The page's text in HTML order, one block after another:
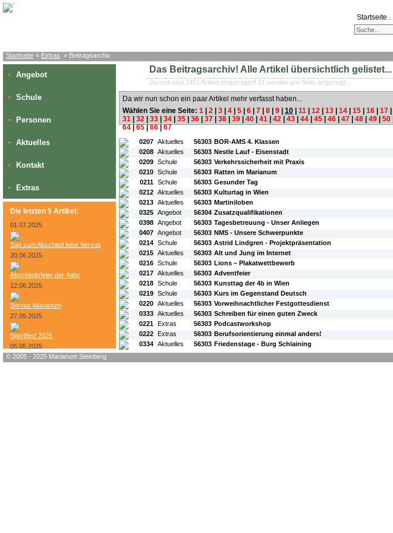
Startseite .
Startseite » Extras » Beitragsarchiv
» Angebot
» Schule
» Personen
» Aktuelles
» Kontakt
» Extras
Die letzten 5 Artikel:
01.07.2025
Sag zum Abschied leise Servus
20.06.2025
Abschiedsfeier der 4abc
12.06.2025
Servus Marianum
27.05.2025
Sportfest 2025
05.05.2025
Das Beitragsarchiv! Alle Artikel übersichtlich gelistet...
Derzeit sind 1401 Artikel eingetragen! 21 werden pro Seite angezeigt...
Da wir nun schon ein paar Artikel mehr verfasst haben...
Wählen Sie eine Seite: 1 2 3 4 5 6 7 8 9 10 11 12 13 14 15 16 17
31
32 33 34 35 36 37 38 39 40 41 42 43 44 45 46 47 48 49 50
64|65|66|67
#L: #ID: #Rubrik:
0207 Aktuelles 56303 BOR-AMS 4. Klassen
0208 Aktuelles 56303 Nestle Lauf - Eisenstadt
0209 Schule 56303 Verkehrssicherheit mit Praxis
0210 Schule 56303 Ratten im Marianum
0211 Schule 56303 Gesunder Tag
0212 Aktuelles 56303 Kulturtag in Wien
0213 Aktuelles 56303 Martiniloben
0325 Angebot 56304 Zusatzqualifikationen
0398 Angebot 56303 Tagesbetreuung - Unser Anliegen
0407 Angebot 56303 NMS - Unsere Schwerpunkte
0214 Schule 56303 Astrid Lindgren - Projektpräsentation
0215 Aktuelles 56303 Alt und Jung im Internet
0216 Schule 56303 Lions – Plakatwettbewerb
0217 Aktuelles 56303 Adventfeier
0218 Schule 56303 Kunsttag der 4b in Wien
0219 Schule 56303 Kurs im Gegenstand Deutsch
0220 Aktuelles 56303 Vorweihnachtlicher Festgottesdienst
0333 Aktuelles 56303 Schreiben für einen guten Zweck
0221 Extras 56303 Podcastworkshop
0222 Extras 56303 Berufsorientierung einmal anders!
0334 Aktuelles 56303 Friedenstage - Burg Schlaining
© 2005 - 2025 Marianum Steinberg